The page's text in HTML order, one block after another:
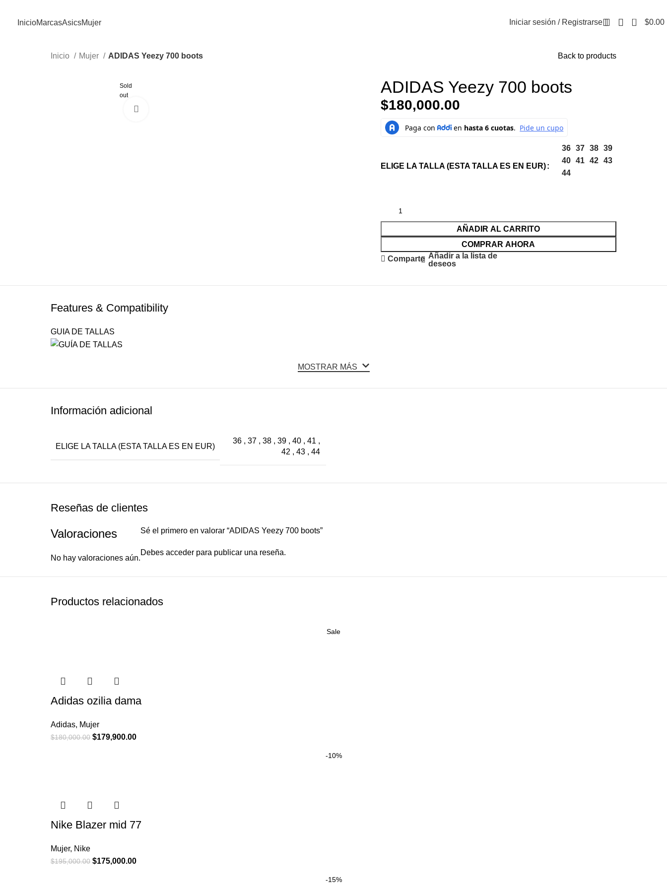
InicioMarcasAsicsMujer Iniciar sesión / Registrarse 0 $0.00
Inicio Mujer ADIDAS Yeezy 700 boots Back to products
Sold
out
ADIDAS Yeezy 700 boots
$180,000.00
ELIGE LA TALLA (ESTA TALLA ES EN EUR)
36 37 38
39
40
41 42
43
44
AÑADIR AL CARRITO
COMPRAR AHORA
Comparte Añadir a la lista de
deseos
Features & Compatibility
GUIA DE TALLAS
MOSTRAR MÁS
Información adicional
ELIGE LA TALLA (ESTA TALLA ES EN EUR)
36 , 37 , 38 , 39 , 40 , 41 ,
42 , 43 , 44
Reseñas de clientes
Valoraciones
No hay valoraciones aún.
Sé el primero en valorar “ADIDAS Yeezy 700 boots”
Debes acceder para publicar una reseña.
Productos relacionados
Sale
Adidas ozilia dama
Adidas, Mujer
$180,000.00 $179,900.00
-10%
Nike Blazer mid 77
Mujer, Nike
$195,000.00 $175,000.00
-15%